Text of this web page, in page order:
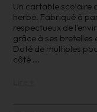
Un cartable scolaire
herbe. Fabriqué à
respectueux de
grâce à ses
Doté de multiples
côté ...